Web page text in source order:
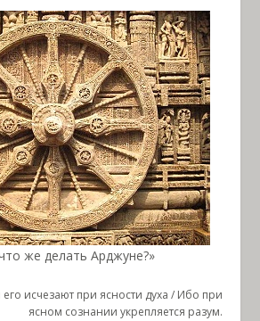
же делать Арджуне?»
его исчезают при ясности духа / Ибо при
ясном сознании укрепляется разум.